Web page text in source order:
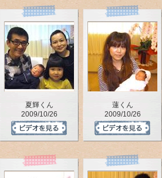
夏輝くん
2009/10/26
蓮くん
2009/10/26